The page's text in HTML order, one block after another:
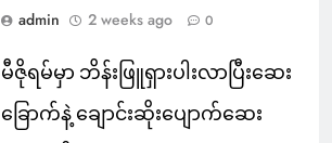
admin 2 weeks ago 0
မီဇိုရမ်မှာ ဘိန်းဖြူရှားပါးလာပြီးဆေး
ခြောက်နဲ့ ချောင်းဆိုးပျောက်ဆေး